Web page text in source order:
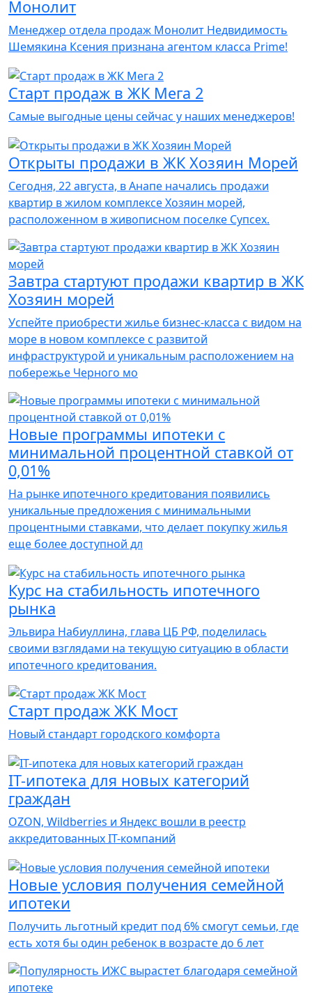
Монолит
Менеджер отдела продаж Монолит Недвидимость
Шемякина Ксения признана агентом класса Prime!
Старт продаж в ЖК Мега 2
Самые выгодные цены сейчас у наших менеджеров!
Открыты продажи в ЖК Хозяин Морей
Сегодня, 22 августа, в Анапе начались продажи
квартир в жилом комплексе Хозяин морей,
расположенном в живописном поселке Супсех.
Завтра стартуют продажи квартир в ЖК
Хозяин морей
Успейте приобрести жилье бизнес-класса с видом на
море в новом комплексе с развитой
инфраструктурой и уникальным расположением на
побережье Черного мо
Новые программы ипотеки с
минимальной процентной ставкой от
0,01%
На рынке ипотечного кредитования появились
уникальные предложения с минимальными
процентными ставками, что делает покупку жилья
еще более доступной дл
Курс на стабильность ипотечного
рынка
Эльвира Набиуллина, глава ЦБ РФ, поделилась
своими взглядами на текущую ситуацию в области
ипотечного кредитования.
Старт продаж ЖК Мост
Новый стандарт городского комфорта
IT-ипотека для новых категорий
граждан
OZON, Wildberries и Яндекс вошли в реестр
аккредитованных IT-компаний
Новые условия получения семейной
ипотеки
Получить льготный кредит под 6% смогут семьи, где
есть хотя бы один ребенок в возрасте до 6 лет